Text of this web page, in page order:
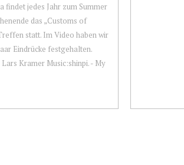
findet jedes Jahr zum Summer
das „Customs of
statt. Im Video haben wir
Eindrücke festgehalten.
Kramer Music:shinpi. - My